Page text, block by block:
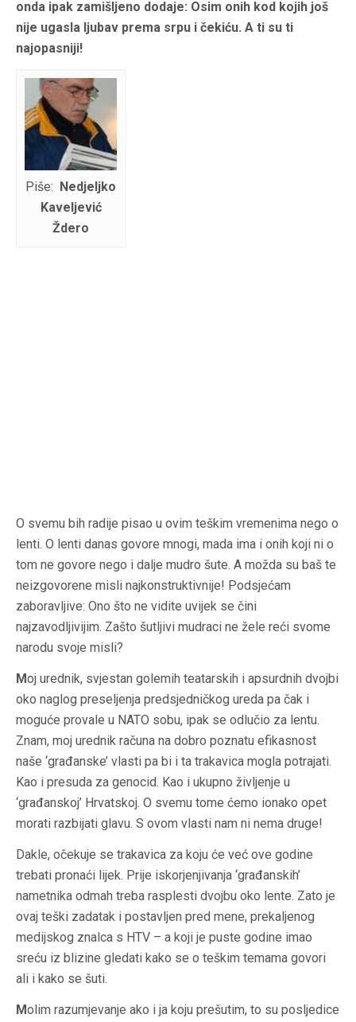
onda ipak zamišljeno dodaje: Osim onih kod kojih još
nije ugasla ljubav prema srpu i čekiću. A ti su ti
najopasniji!
Piše: Nedjeljko
Kaveljević
Ždero
O svemu bih radije pisao u ovim teškim vremenima nego o
lenti. O lenti danas govore mnogi, mada ima i onih koji ni o
tom ne govore nego i dalje mudro šute. A možda su baš te
neizgovorene misli najkonstruktivnije! Podsjećam
zaboravljive: Ono što ne vidite uvijek se čini
najzavodljivijim. Zašto šutljivi mudraci ne žele reći svome
narodu svoje misli?
Moj urednik, svjestan golemih teatarskih i apsurdnih dvojbi
oko naglog preseljenja predsjedničkog ureda pa čak i
moguće provale u NATO sobu, ipak se odlučio za lentu.
Znam, moj urednik računa na dobro poznatu efikasnost
naše ‘građanske’ vlasti pa bi i ta trakavica mogla potrajati.
Kao i presuda za genocid. Kao i ukupno življenje u
‘građanskoj’ Hrvatskoj. O svemu tome ćemo ionako opet
morati razbijati glavu. S ovom vlasti nam ni nema druge!
Dakle, očekuje se trakavica za koju će već ove godine
trebati pronaći lijek. Prije iskorjenjivanja ‘građanskih’
nametnika odmah treba rasplesti dvojbu oko lente. Zato je
ovaj teški zadatak i postavljen pred mene, prekaljenog
medijskog znalca s HTV – a koji je puste godine imao
sreću iz blizine gledati kako se o teškim temama govori
ali i kako se šuti.
Molim razumjevanje ako i ja koju prešutim, to su posljedice